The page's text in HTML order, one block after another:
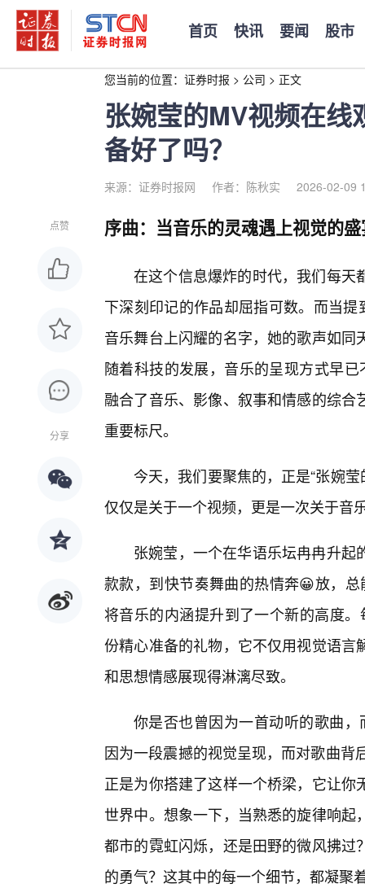
首页 快讯 要闻 股市
您当前的位置： 证券时报 > 公司 > 正文
张婉莹的MV视频在
备好了吗？
来源：证券时报网 作者：陈秋实 2026-02-09
点赞
分享
序曲：当音乐的灵魂遇上视觉的
在这个信息爆炸的时代，我们每天
下深刻印记的作品却屈指可数。而当
音乐舞台上闪耀的名字，她的歌声如
随着科技的发展，音乐的呈现方式早
融合了音乐、影像、叙事和情感的综
重要标尺。
今天，我们要聚焦的，正是“张婉
仅仅是关于一个视频，更是一次关于音
张婉莹，一个在华语乐坛冉冉升
款款，到快节奏舞曲的热情奔😀放，
将音乐的内涵提升到了一个新的高度
份精心准备的礼物，它不仅用视觉语
和思想情感展现得淋漓尽致。
你是否也曾因为一首动听的歌曲
因为一段震撼的视觉呈现，而对歌曲背
正是为你搭建了这样一个桥梁，它让
世界中。想象一下，当熟悉的旋律响
都市的霓虹闪烁，还是田野的微风拂
的勇气？这其中的每一个细节，都凝聚